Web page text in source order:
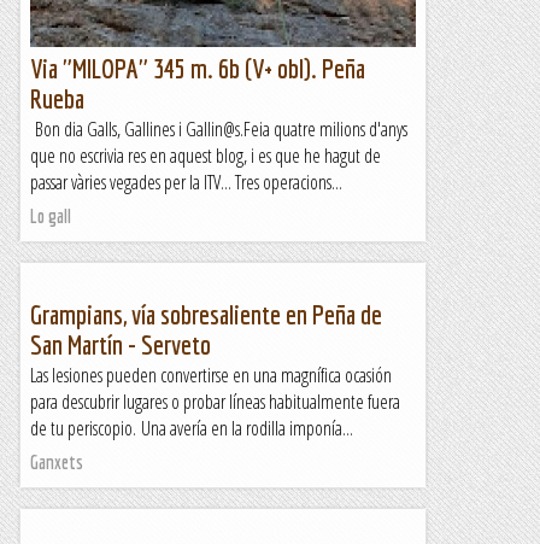
Via "MILOPA" 345 m. 6b (V+ obl). Peña
Rueba
Bon dia Galls, Gallines i Gallin@s.Feia quatre milions d'anys
que no escrivia res en aquest blog, i es que he hagut de
passar vàries vegades per la ITV... Tres operacions...
Lo gall
Grampians, vía sobresaliente en Peña de
San Martín - Serveto
Las lesiones pueden convertirse en una magnífica ocasión
para descubrir lugares o probar líneas habitualmente fuera
de tu periscopio. Una avería en la rodilla imponía...
Ganxets